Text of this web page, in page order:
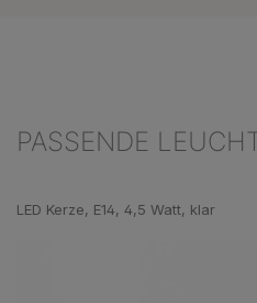
PASSENDE
LED Kerze, E14, 4,5 Watt, klar